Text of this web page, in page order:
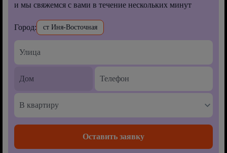
и мы свяжемся с вами в течение нескольких минут
Город: ст Иня-Восточная
В квартиру